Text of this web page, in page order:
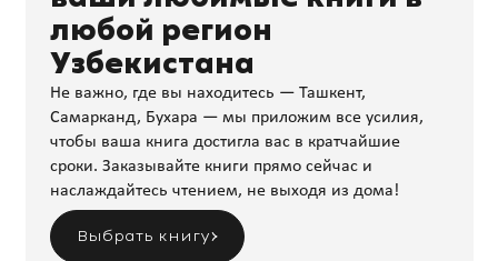
любой регион
Узбекистана
Не важно, где вы находитесь — Ташкент,
Самарканд, Бухара — мы приложим все усилия,
чтобы ваша книга достигла вас в кратчайшие
сроки. Заказывайте книги прямо сейчас и
наслаждайтесь чтением, не выходя из дома!
Выбрать книгу